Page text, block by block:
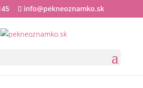
info@pekneoznamko.sk